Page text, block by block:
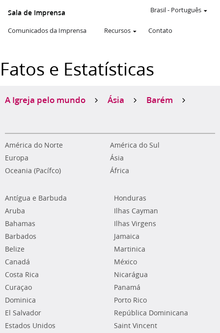
Sala de Imprensa
Comunicados da Imprensa Recursos Contato
Brasil- Português
Fatos e Estatísticas
A Igreja pelo mundo Ásia Barém
América do Norte
América do Sul
Europa
Ásia
Oceania (Pacífco)
África
Antígua e Barbuda
Aruba
Bahamas
Barbados
Belize
Canadá
Costa Rica
Curaçao
Dominica
El Salvador
Estados Unidos
Honduras
Ilhas Cayman
Ilhas Virgens
Jamaica
Martinica
México
Nicarágua
Panamá
Porto Rico
República Dominicana
Saint Vincent